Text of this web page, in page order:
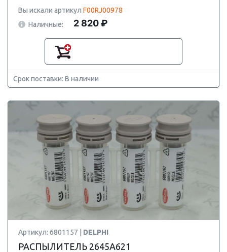
Вы искали артикул F00RJ00978
Наличные:
2 820 ₽
Срок поставки: В наличии
Артикул: 6801157 | DELPHI
РАСПЫЛИТЕЛЬ 2645A621